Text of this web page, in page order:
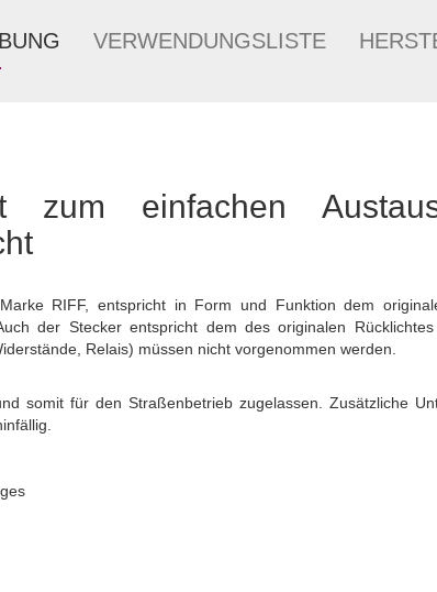
VERWENDUNGSLISTE
zum einfachen
RIFF, entspricht in Form und Funktion dem
der Stecker entspricht dem des originalen
Relais) müssen nicht vorgenommen werden.
somit für den Straßenbetrieb zugelassen. Zusätzliche